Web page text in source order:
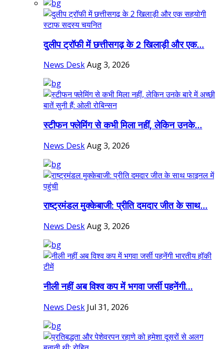
दुलीप ट्रॉफी में छत्तीसगढ़ के 2 खिलाड़ी और एक...
News DeskAug 3, 2026
स्टीफन फ्लेमिंग से कभी मिला नहीं, लेकिन उनके...
News DeskAug 3, 2026
राष्ट्रमंडल मुक्केबाजी: प्रीति दमदार जीत के साथ...
News DeskAug 3, 2026
नीली नहीं अब विश्व कप में भगवा जर्सी पहनेंगी...
News Desk Jul 31, 2026